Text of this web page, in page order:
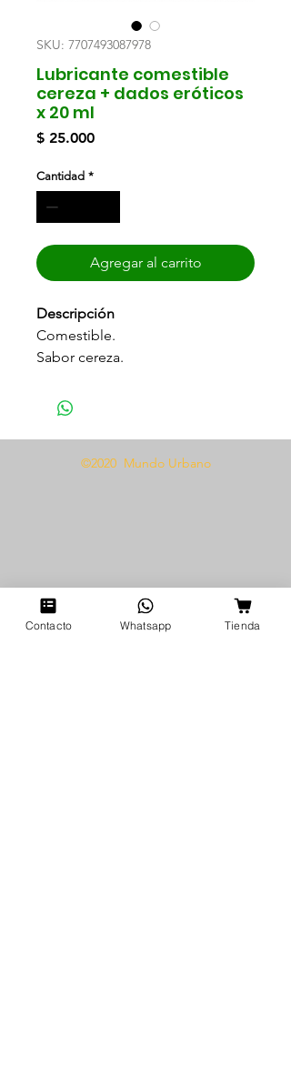
SKU: 7707493087978
Lubricante comestible
cereza + dados eróticos
x 20 ml
$ 25.000Precio
Cantidad *
Agregar al carrito
Descripción
Comestible.
Sabor cereza.
Textura sedosa y suave.
Modo de uso©2020 Mundo Urbano
Contacto Whatsapp Tienda